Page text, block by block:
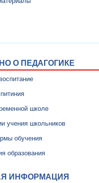
О ПЕДАГОГИКЕ
школе
учения школьников
обучения
образования
ИНФОРМАЦИЯ